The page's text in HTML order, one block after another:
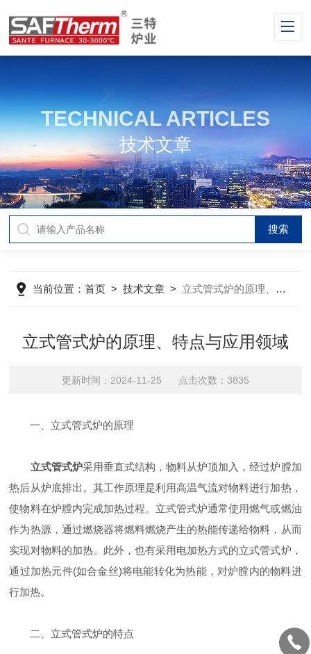
TECHNICAL ARTICLES
技术文章
当前位置：首页 >技术文章 > 立式管式炉的原理、特点与应用领域
立式管式炉的原理、特点与应用领域
更新时间：2024-11-25 点击次数：3835
一、立式管式炉的原理
立式管式炉采用垂直式结构，物料从炉顶加入，经过炉膛加
热后从炉底排出。其工作原理是利用高温气流对物料进行加热，
使物料在炉膛内完成加热过程。立式管式炉通常使用燃气或燃油
作为热源，通过燃烧器将燃料燃烧产生的热能传递给物料，从而
实现对物料的加热。此外，也有采用电加热方式的立式管式炉，
通过加热元件(如合金丝)将电能转化为热能，对炉膛内的物料进
行加热。
二、立式管式炉的特点